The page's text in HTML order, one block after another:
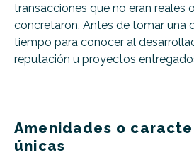
transacciones que no eran reales
concretaron. Antes de tomar una
tiempo para conocer al
reputación u proyectos
Amenidades o
únicas